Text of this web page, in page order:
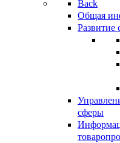
Back
Общая
Развитие
сферы